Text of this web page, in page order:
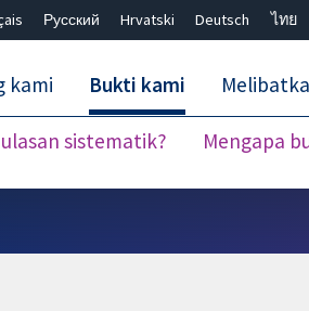
Русский Hrvatski Deutsch
ไทย
kami Bukti kami
sistematik? Mengapa